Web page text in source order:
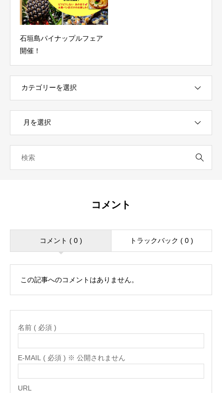
石垣島パイナップルフェア
開催！
コメント
コメント ( 0 ) トラックバック ( 0 )
この記事へのコメントはありません。
名前 ( 必須 )
E-MAIL ( 必須 ) ※ 公開されません
URL